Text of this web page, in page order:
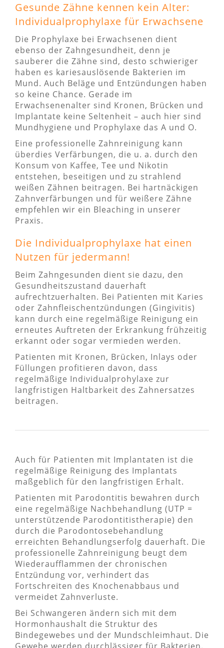
Gesunde Zähne kennen kein Alter:
Individualprophylaxe für Erwachsene
Die Prophylaxe bei Erwachsenen dient
ebenso der Zahngesundheit, denn je
sauberer die Zähne sind, desto schwieriger
haben es kariesauslösende Bakterien im
Mund. Auch Beläge und Entzündungen haben
so keine Chance. Gerade im
Erwachsenenalter sind Kronen, Brücken und
Implantate keine Seltenheit – auch hier sind
Mundhygiene und Prophylaxe das A und O.
Eine professionelle Zahnreinigung kann
überdies Verfärbungen, die u. a. durch den
Konsum von Kaffee, Tee und Nikotin
entstehen, beseitigen und zu strahlend
weißen Zähnen beitragen. Bei hartnäckigen
Zahnverfärbungen und für weißere Zähne
empfehlen wir ein Bleaching in unserer
Praxis.
Die Individualprophylaxe hat einen
Nutzen für jedermann!
Beim Zahngesunden dient sie dazu, den
Gesundheitszustand dauerhaft
aufrechtzuerhalten. Bei Patienten mit Karies
oder Zahnfleischentzündungen (Gingivitis)
kann durch eine regelmäßige Reinigung ein
erneutes Auftreten der Erkrankung frühzeitig
erkannt oder sogar vermieden werden.
Patienten mit Kronen, Brücken, Inlays oder
Füllungen profitieren davon, dass
regelmäßige Individualprohylaxe zur
langfristigen Haltbarkeit des Zahnersatzes
beitragen.
Auch für Patienten mit Implantaten ist die
regelmäßige Reinigung des Implantats
maßgeblich für den langfristigen Erhalt.
Patienten mit Parodontitis bewahren durch
eine regelmäßige Nachbehandlung (UTP =
unterstützende Parodontitistherapie) den
durch die Parodontosebehandlung
erreichten Behandlungserfolg dauerhaft. Die
professionelle Zahnreinigung beugt dem
Wiederaufflammen der chronischen
Entzündung vor, verhindert das
Fortschreiten des Knochenabbaus und
vermeidet Zahnverluste.
Bei Schwangeren ändern sich mit dem
Hormonhaushalt die Struktur des
Bindegewebes und der Mundschleimhaut. Die